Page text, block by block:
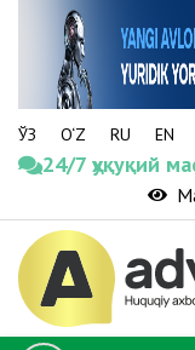
ЎЗ O‘Z RU EN
24/7 ҳуқуқий